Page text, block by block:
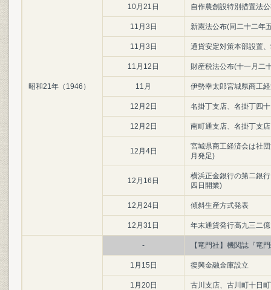
昭和21年（1946）
10月21日 自作農創設特別措置法
11月3日 新憲法公布(同二十二年
11月3日 通貨安定対策本部設置
11月12日 財産税法公布(十一月二
11月 伊勢幸太郎宮城県商工
12月2日 名掛丁支店、名掛丁四
12月2日 南町通支店、名掛丁支
12月4日
宮城県商工経済会は社
月発足)
12月16日
横浜正金銀行の第二銀
四日開業)
12月24日 傾斜生産方式発表
12月31日 年末通貨発行高九三二
- 【竜門社】機関誌『竜
1月15日 復興金融金庫設立
1月20日 古川支店、古川町十日